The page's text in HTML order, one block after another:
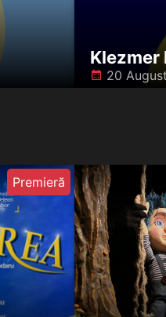
Klezmer
󰸗 20
Premieră